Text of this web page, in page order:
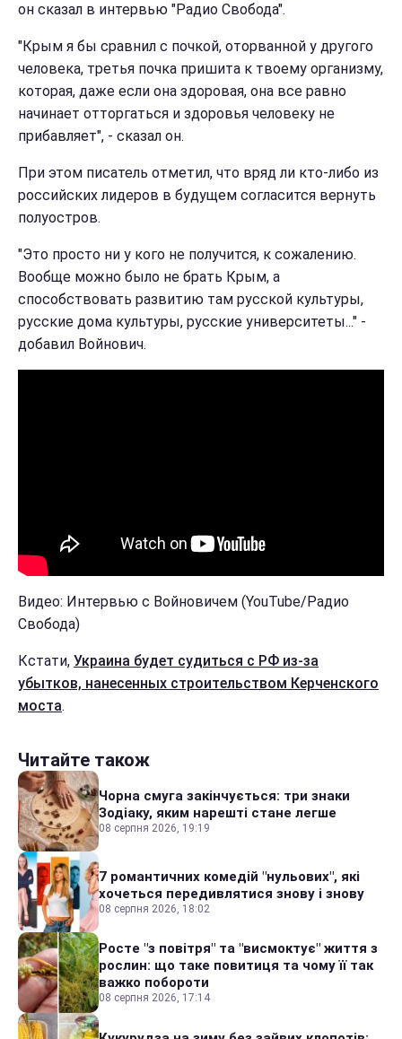
он сказал в интервью "Радио Свобода".
"Крым я бы сравнил с почкой, оторванной у другого
человека, третья почка пришита к твоему организму,
которая, даже если она здоровая, она все равно
начинает отторгаться и здоровья человеку не
прибавляет", - сказал он.
При этом писатель отметил, что вряд ли кто-либо из
российских лидеров в будущем согласится вернуть
полуостров.
"Это просто ни у кого не получится, к сожалению.
Вообще можно было не брать Крым, а
способствовать развитию там русской культуры,
русские дома культуры, русские университеты..." -
добавил Войнович.
Видео: Интервью с Войновичем (YouTube/Радио
Свобода)
Кстати, Украина будет судиться с РФ из-за
убытков, нанесенных строительством Керченского
моста.
Читайте також
Чорна смуга закінчується: три знаки
Зодіаку, яким нарешті стане легше
08 серпня 2026, 19:19
7 романтичних комедій "нульових", які
хочеться передивлятися знову і знову
08 серпня 2026, 18:02
Росте "з повітря" та "висмоктує" життя з
рослин: що таке повитиця та чому її так
важко побороти
08 серпня 2026, 17:14